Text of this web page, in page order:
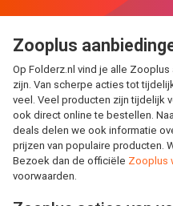
Zooplus
Op Folderz.nl vind je alle
zijn. Van scherpe acties tot
veel. Veel producten zijn tijdelijk
ook direct online te bestellen.
deals delen we ook informatie
prijzen van populaire producten.
Bezoek dan de officiële Zooplus
voorwaarden.